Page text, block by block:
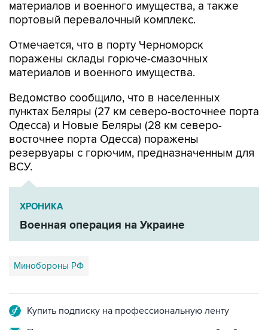
Отмечается, что в порту Черноморск
материалов и военного имущества.
Ведомство сообщило, что в населенных
Одесса) и Новые Беляры (28 км северо-
восточнее порта Одесса) поражены
резервуары с горючим, предназначенным для
ВСУ.
ХРОНИКА
Военная операция на Украине
Минобороны РФ
Подписаться на рассылку главных новостей сайта